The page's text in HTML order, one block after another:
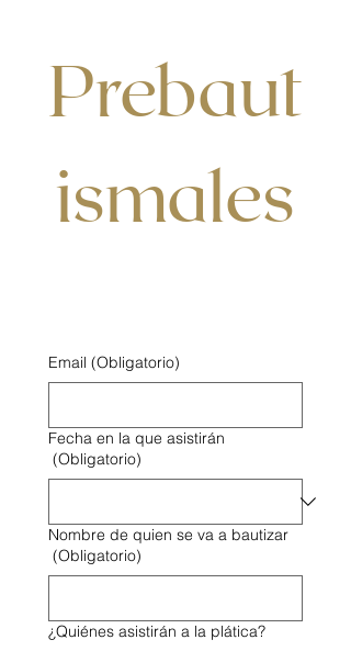
Prebaut
ismales
Email (Obligatorio)
Fecha en la que asistirán
(Obligatorio)
Nombre de quien se va a bautizar
(Obligatorio)
¿Quiénes asistirán a la plática?